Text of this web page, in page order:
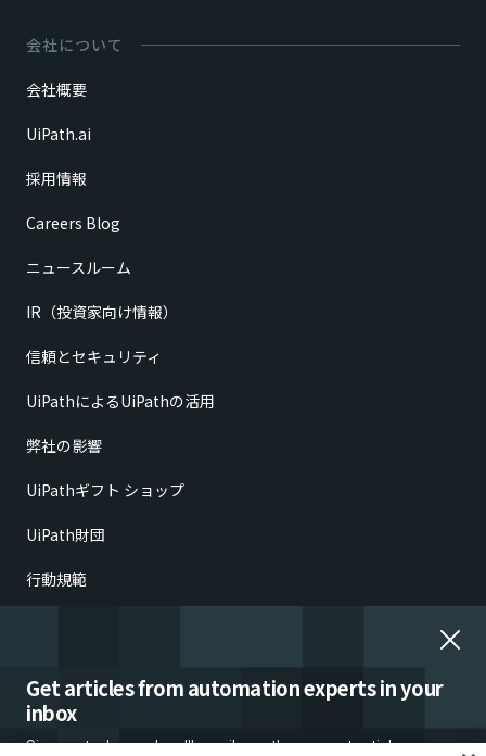
Get articles from automation experts in your
inbox
Sign up today and we'll email you the newest articles every
会社について
会社概要
UiPath.ai
採用情報
Careers Blog
ニュースルーム
IR（投資家向け情報）
信頼とセキュリティ
UiPathによるUiPathの活用
弊社の影響
UiPathギフト ショップ
UiPath財団
行動規範